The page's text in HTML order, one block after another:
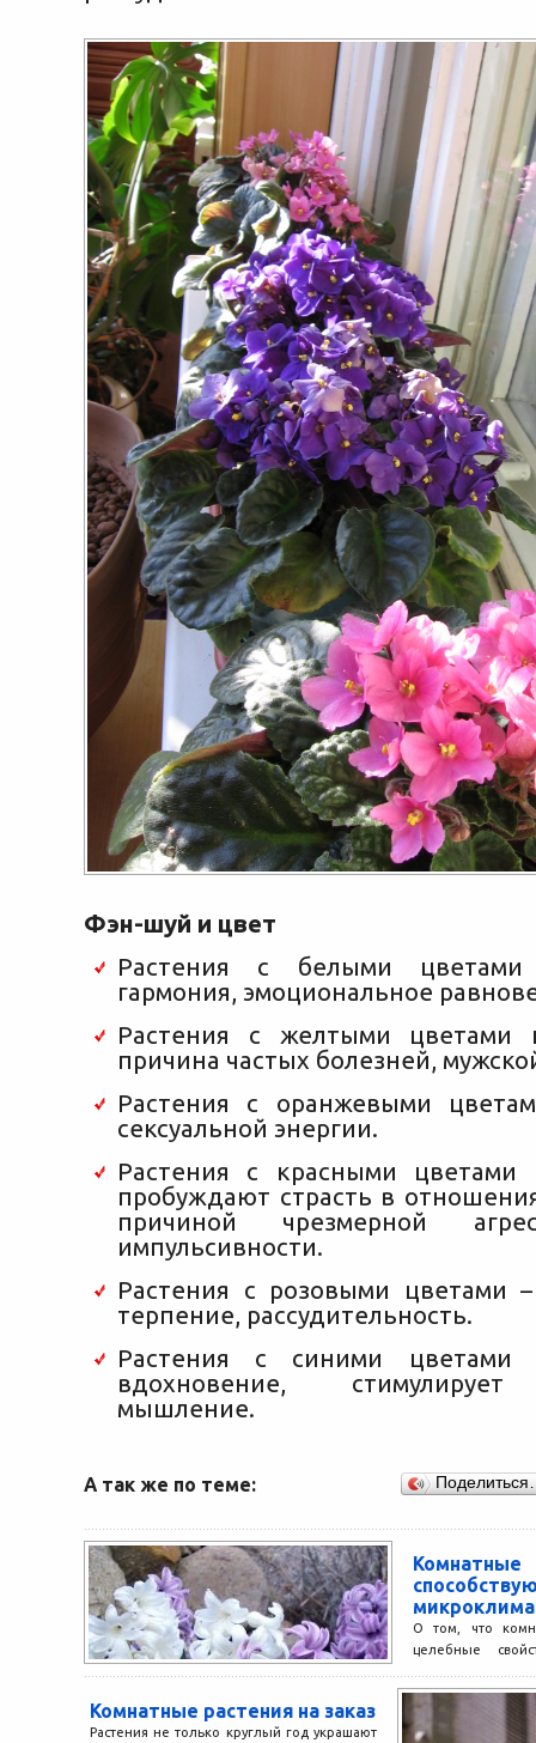
Фэн-шуй и цвет
Растения с белыми
гармония, эмоциональное
Растения с желтыми цветами
причина частых болезней,
Растения с оранжевыми
сексуальной энергии.
Растения с красными
пробуждают страсть в
причиной чрезмерной
импульсивности.
Растения с розовыми цветами
терпение, рассудительность.
Растения с синими цветами
вдохновение, стимулирует
мышление.
А так же по теме:
О том, что
целебные
которое является
Комнатные растения на заказ
Растения не только круглый год украшают